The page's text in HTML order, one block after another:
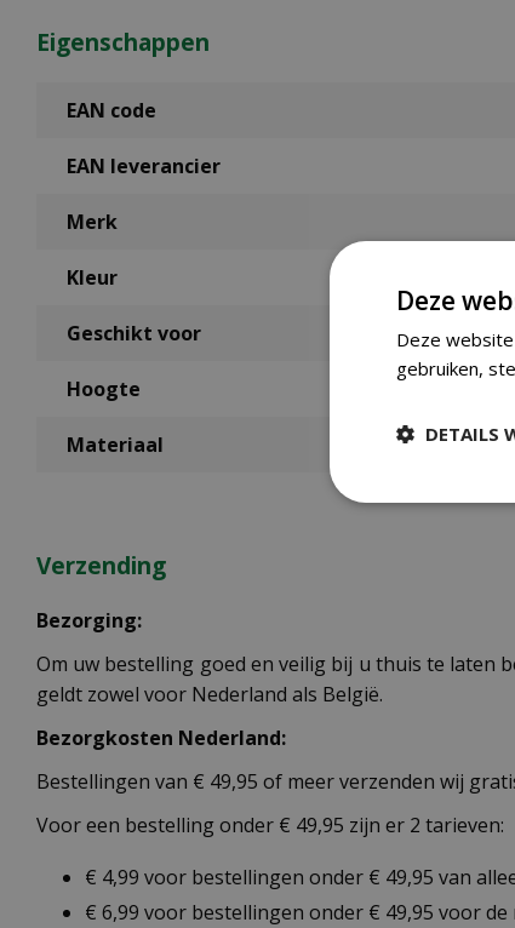
Eigenschappen
EAN code
EAN leverancier
Merk
Kleur
Geschikt voor
Hoogte
Materiaal
Verzending
Bezorging:
Om uw bestelling goed en veilig bij u thuis te laten
geldt zowel voor Nederland als België.
Bezorgkosten Nederland:
Bestellingen van € 49,95 of meer verzenden wij
Voor een bestelling onder € 49,95 zijn er 2 tarieven:
€ 4,99 voor bestellingen onder € 49,95 van
€ 6,99 voor bestellingen onder € 49,95 voor
Deze
Deze
gebruiken,
DETAILS